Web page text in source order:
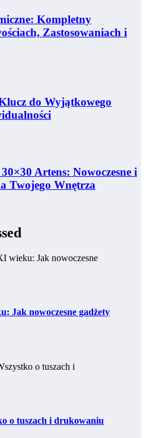
Kompletny
Zastosowaniach i
do Wyjątkowego
Artens: Nowoczesne i
Twojego Wnętrza
Jak nowoczesne gadżety
o tuszach i drukowaniu